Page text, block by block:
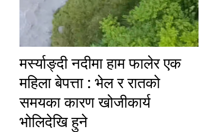
मर्स्याङ्दी नदीमा हाम फालेर एक
महिला बेपत्ता : भेल र रातको
समयका कारण खोजीकार्य
भोलिदेखि हुने